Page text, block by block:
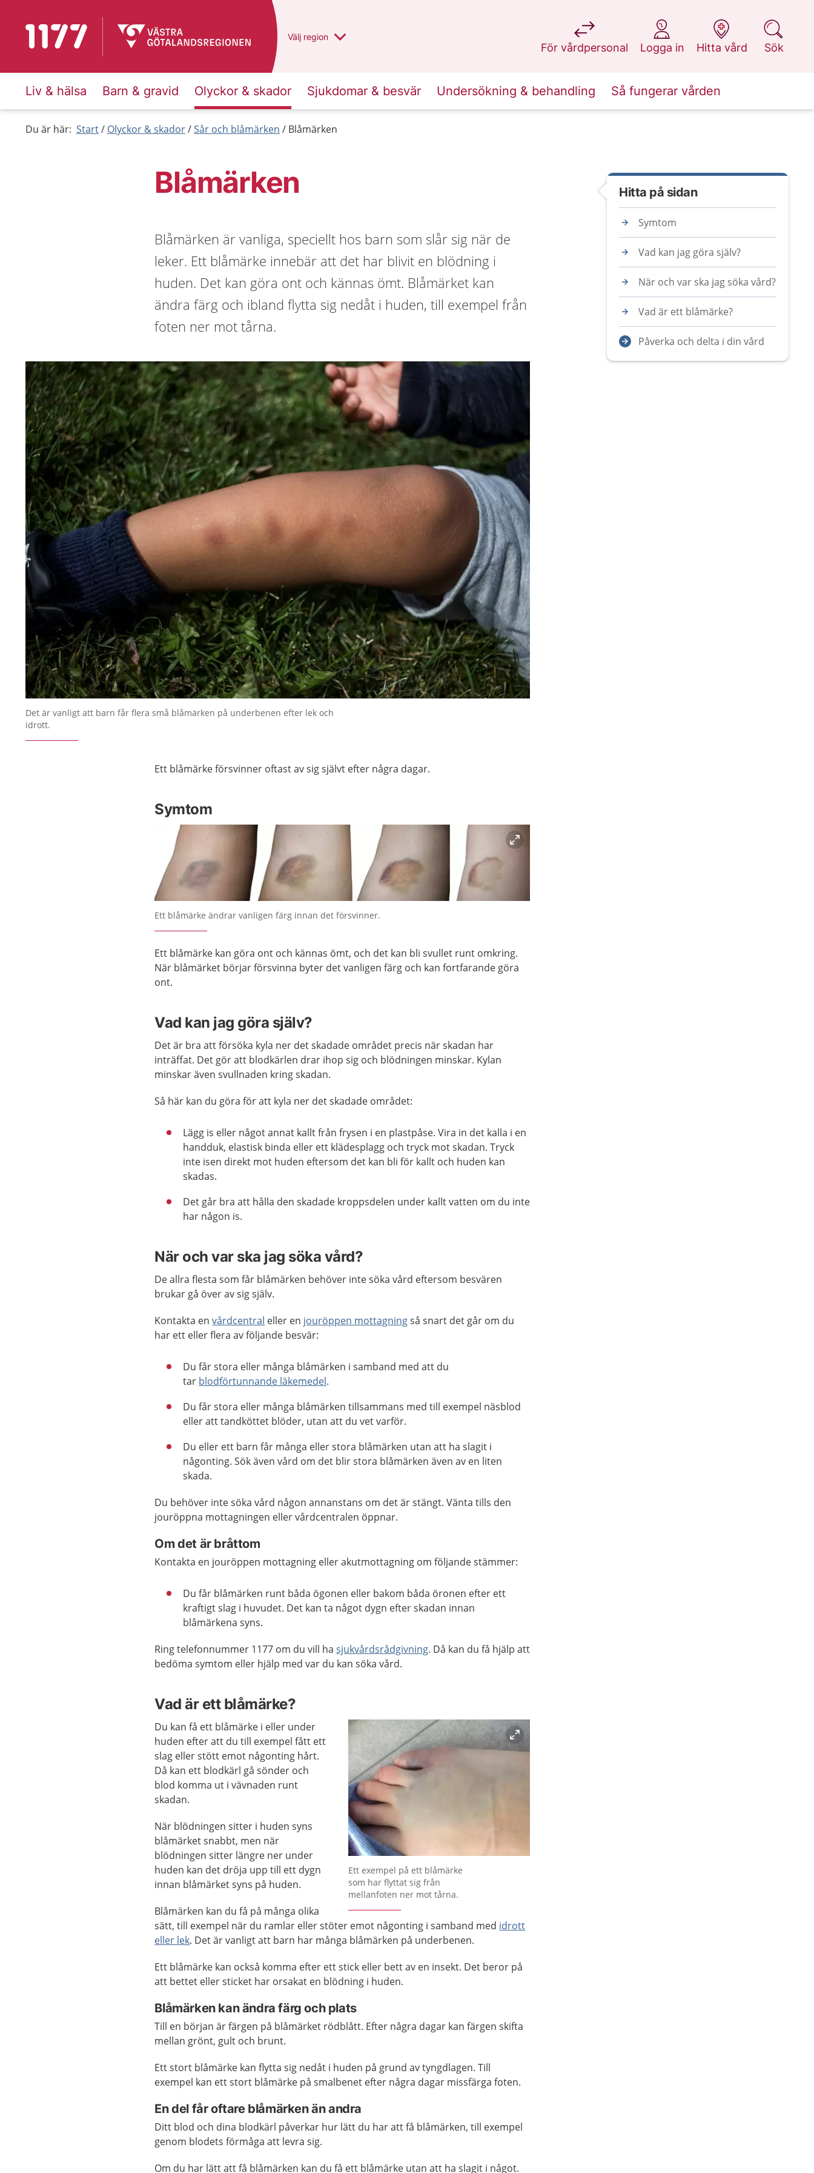
Till startsidan för 1177 Du har valt region
Välj en annan
region
För vårdpersonal
på 1177.se
Logga in
på 1177.se
Hitta vård
på 1177.se
Sök
på 1177.se
Liv & hälsa Barn & gravid Olyckor & skador Sjukdomar & besvär Undersökning & behandling Så fungerar vården
Du är här: Start Olyckor & skador Sår och blåmärken Blåmärken
Blåmärken
Blåmärken är vanliga, speciellt hos barn som slår sig när de
leker. Ett blåmärke innebär att det har blivit en blödning i
huden. Det kan göra ont och kännas ömt. Blåmärket kan
ändra färg och ibland flytta sig nedåt i huden, till exempel från
foten ner mot tårna.
Det är vanligt att barn får flera små blåmärken på underbenen efter lek och
idrott.
Ett blåmärke försvinner oftast av sig självt efter några dagar.
Symtom
Förstora bilden
Ett blåmärke ändrar vanligen färg innan det försvinner.
Ett blåmärke kan göra ont och kännas ömt, och det kan bli svullet runt omkring.
När blåmärket börjar försvinna byter det vanligen färg och kan fortfarande göra
ont.
Vad kan jag göra själv?
Det är bra att försöka kyla ner det skadade området precis när skadan har
inträffat. Det gör att blodkärlen drar ihop sig och blödningen minskar. Kylan
minskar även svullnaden kring skadan.
Så här kan du göra för att kyla ner det skadade området:
Lägg is eller något annat kallt från frysen i en plastpåse. Vira in det kalla i en
handduk, elastisk binda eller ett klädesplagg och tryck mot skadan. Tryck
inte isen direkt mot huden eftersom det kan bli för kallt och huden kan
skadas.
Det går bra att hålla den skadade kroppsdelen under kallt vatten om du inte
har någon is.
När och var ska jag söka vård?
De allra flesta som får blåmärken behöver inte söka vård eftersom besvären
brukar gå över av sig själv.
Kontakta envårdcentral eller en jouröppen mottagningså snart det går om du
har ett eller flera av följande besvär:
Du får stora eller många blåmärken i samband med att du
tar blodförtunnande läkemedel.
Du får stora eller många blåmärken tillsammans med till exempel näsblod
eller att tandköttet blöder, utan att du vet varför.
Du eller ett barn får många eller stora blåmärken utan att ha slagit i
någonting. Sök även vård om det blir stora blåmärken även av en liten
skada.
Du behöver inte söka vård någon annanstans om det är stängt. Vänta tills den
jouröppna mottagningen eller vårdcentralen öppnar.
Om det är bråttom
Kontakta en jouröppen mottagning eller akutmottagning om följande stämmer:
Du får blåmärken runt båda ögonen eller bakom båda öronen efter ett
kraftigt slag i huvudet. Det kan ta något dygn efter skadan innan
blåmärkena syns.
Ring telefonnummer 1177 om du vill hasjukvårdsrådgivning. Då kan du få hjälp att
bedöma symtom eller hjälp med var du kan söka vård.
Vad är ett blåmärke?
Förstora bilden
Ett exempel på ett blåmärke
som har flyttat sig från
mellanfoten ner mot tårna.
Du kan få ett blåmärke i eller under
huden efter att du till exempel fått ett
slag eller stött emot någonting hårt.
Då kan ett blodkärl gå sönder och
blod komma ut i vävnaden runt
skadan.
När blödningen sitter i huden syns
blåmärket snabbt, men när
blödningen sitter längre ner under
huden kan det dröja upp till ett dygn
innan blåmärket syns på huden.
Blåmärken kan du få på många olika
sätt, till exempel när du ramlar eller stöter emot någonting i samband med idrott
eller lek. Det är vanligt att barn har många blåmärken på underbenen.
Ett blåmärke kan också komma efter ett stick eller bett av en insekt. Det beror på
att bettet eller sticket har orsakat en blödning i huden.
Blåmärken kan ändra färg och plats
Till en början är färgen på blåmärket rödblått. Efter några dagar kan färgen skifta
mellan grönt, gult och brunt.
Ett stort blåmärke kan flytta sig nedåt i huden på grund av tyngdlagen. Till
exempel kan ett stort blåmärke på smalbenet efter några dagar missfärga foten.
En del får oftare blåmärken än andra
Ditt blod och dina blodkärl påverkar hur lätt du har att få blåmärken, till exempel
genom blodets förmåga att levra sig.
Om du har lätt att få blåmärken kan du få ett blåmärke utan att ha slagit i något.
Hitta på sidan
Symtom
Vad kan jag göra själv?
När och var ska jag söka vård?
Vad är ett blåmärke?
Påverka och delta i din vård